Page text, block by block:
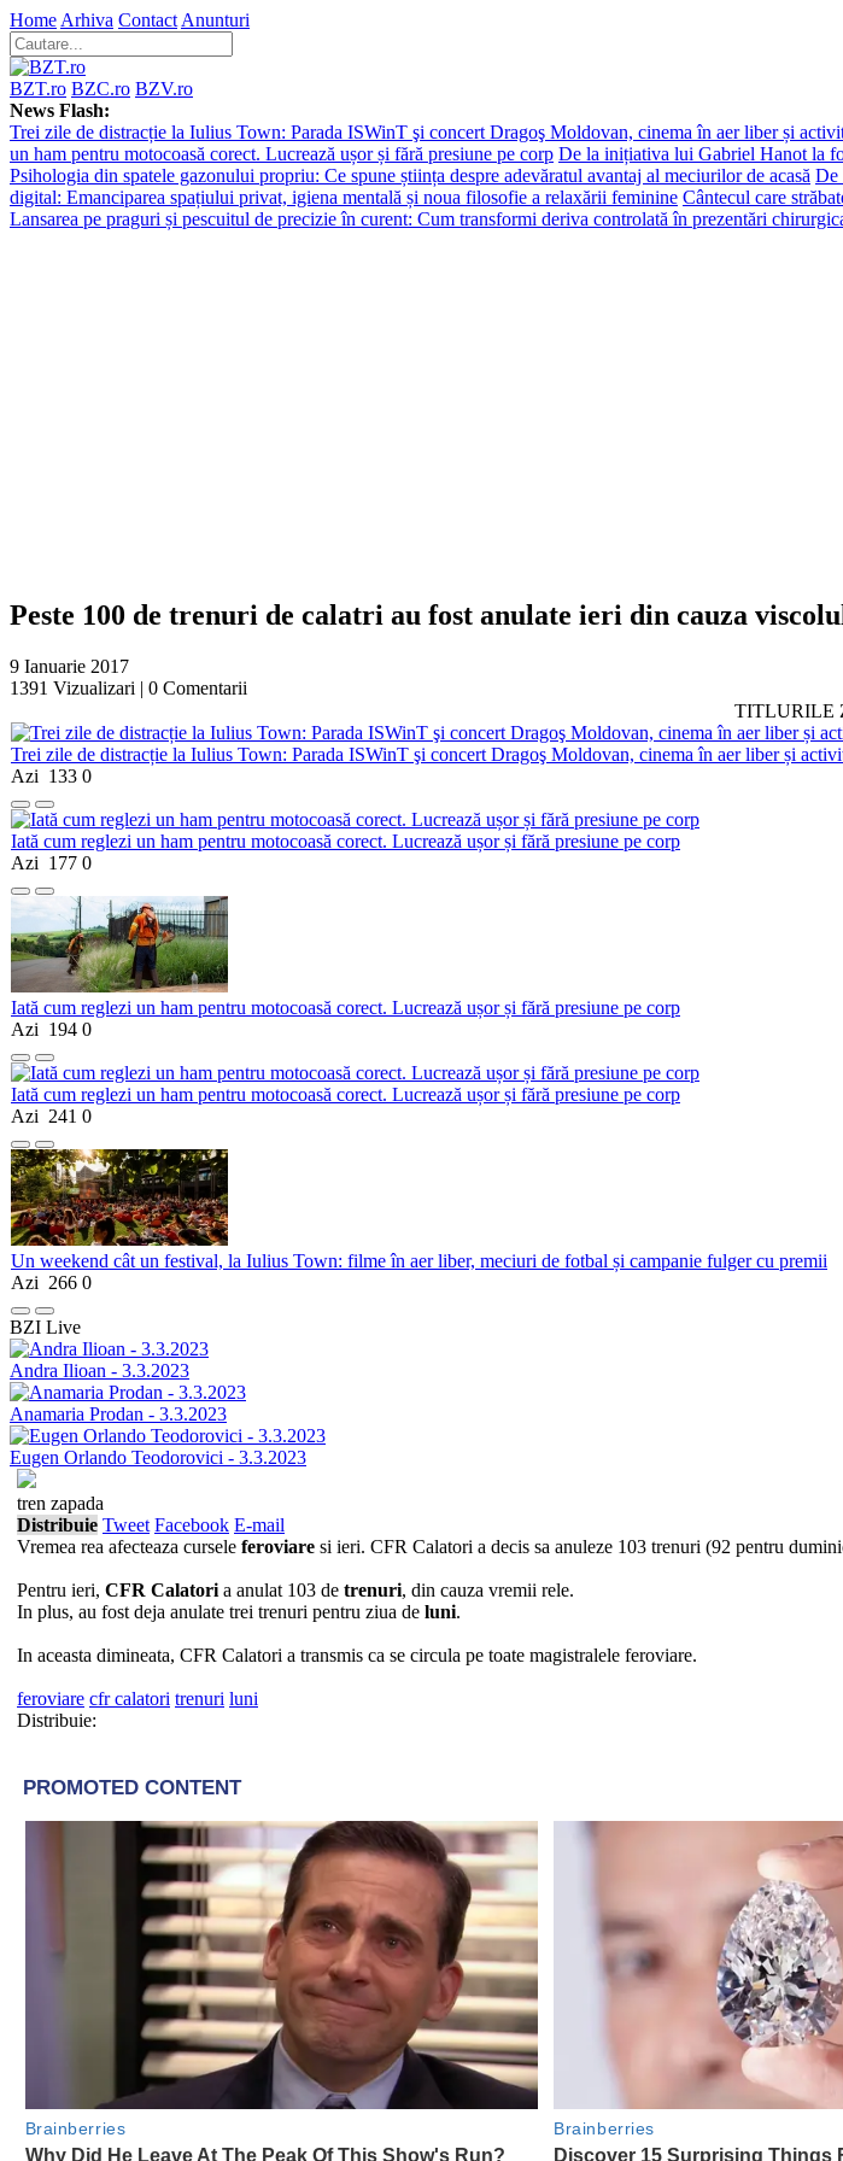
Home Arhiva Contact Anunturi
BZT.ro BZC.ro BZV.ro
News Flash:
Trei zile de distracție la Iulius Town: Parada ISWinT şi concert Dragoş Moldovan, cinema în aer liber și
un ham pentru motocoasă corect. Lucrează ușor și fără presiune pe corp De la inițiativa lui Gabriel Hanot la
Psihologia din spatele gazonului propriu: Ce spune știința despre adevăratul avantaj al meciurilor de acasă De
digital: Emanciparea spațiului privat, igiena mentală și noua filosofie a relaxării feminine Cântecul care
Lansarea pe praguri și pescuitul de precizie în curent: Cum transformi deriva controlată în prezentări
Peste 100 de trenuri de calatri au fost anulate ieri din cauza
9 Ianuarie 2017
1391 Vizualizari | 0 Comentarii
TITLURILE
Trei zile de distracție la Iulius Town: Parada ISWinT şi concert Dragoş Moldovan, cinema în aer liber și
Azi 133 0
Iată cum reglezi un ham pentru motocoasă corect. Lucrează ușor și fără presiune pe corp
Azi 177 0
Iată cum reglezi un ham pentru motocoasă corect. Lucrează ușor și fără presiune pe corp
Azi 194 0
Iată cum reglezi un ham pentru motocoasă corect. Lucrează ușor și fără presiune pe corp
Azi 241 0
Un weekend cât un festival, la Iulius Town: filme în aer liber, meciuri de fotbal și campanie fulger cu premii
Azi 266 0
BZI Live
Andra Ilioan - 3.3.2023
Anamaria Prodan - 3.3.2023
Eugen Orlando Teodorovici - 3.3.2023
tren zapada
Distribuie Tweet Facebook E-mail
Vremea rea afecteaza cursele feroviare si ieri. CFR Calatori a decis sa anuleze 103 trenuri (92 pentru
Pentru ieri, CFR Calatori a anulat 103 de trenuri, din cauza vremii rele.
In plus, au fost deja anulate trei trenuri pentru ziua de luni.
In aceasta dimineata, CFR Calatori a transmis ca se circula pe toate magistralele feroviare.
feroviare cfr calatori trenuri luni
Distribuie: